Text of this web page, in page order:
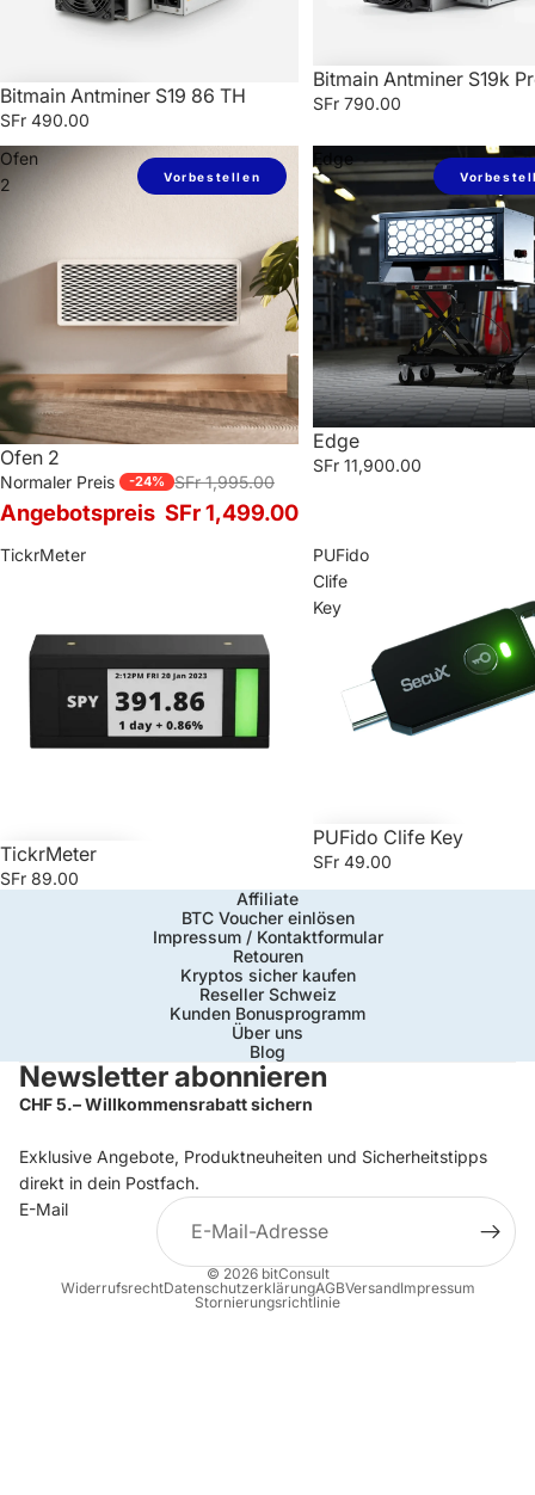
Bitmain Antminer S19 86 TH
SFr 490.00
Bitmain Antminer S19k
SFr 790.00
Ofen
2
Vorbestellen
Ofen 2
Normaler Preis -24% SFr 1,995.00
Angebotspreis SFr 1,499.00
Edge
Edge
SFr 11,900.00
TickrMeter
TickrMeter
SFr 89.00
PUFido
Clife
Key
PUFido Clife Key
SFr 49.00
Affiliate
BTC Voucher einlösen
Impressum / Kontaktformular
Retouren
Kryptos sicher kaufen
Reseller Schweiz
Kunden Bonusprogramm
Über uns
Blog
Newsletter abonnieren
CHF 5.– Willkommensrabatt sichern
Exklusive Angebote, Produktneuheiten und Sicherheitstipps
direkt in dein Postfach.
E-Mail
© 2026 bitConsult
WiderrufsrechtDatenschutzerklärungAGBVersandImpressum
Stornierungsrichtlinie